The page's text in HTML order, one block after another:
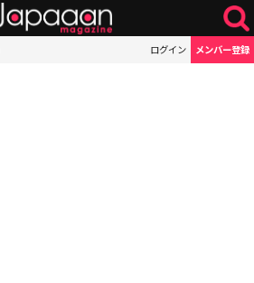
ログイン メンバー登録